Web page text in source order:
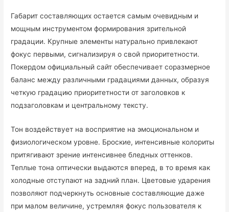
Габарит составляющих остается самым очевидным и
мощным инструментом формирования зрительной
градации. Крупные элементы натурально привлекают
фокус первыми, сигнализируя о свой приоритетности.
Покердом официальный сайт обеспечивает соразмерное
баланс между различными градациями данных, образуя
четкую градацию приоритетности от заголовков к
подзаголовкам и центральному тексту.
Тон воздействует на восприятие на эмоциональном и
физиологическом уровне. Броские, интенсивные колориты
притягивают зрение интенсивнее бледных оттенков.
Теплые тона оптически выдаются вперед, в то время как
холодные отступают на задний план. Цветовые ударения
позволяют подчеркнуть основные составляющие даже
при малом величине, устремляя фокус пользователя к